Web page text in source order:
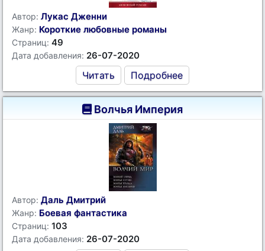
Автор: Лукас Дженни
Жанр: Короткие любовные романы
Страниц: 49
Дата добавления: 26-07-2020
Читать Подробнее
Волчья Империя
Автор: Даль Дмитрий
Жанр: Боевая фантастика
Страниц: 103
Дата добавления: 26-07-2020